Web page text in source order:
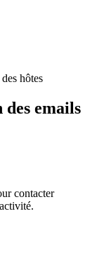
hôtes
emails
contacter